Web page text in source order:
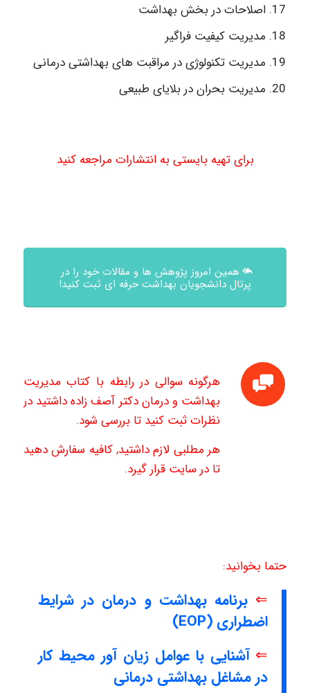
اصلاحات در بخش بهداشت
مدیریت کیفیت فراگیر
مدیریت تکنولوژی در مراقبت های بهداشتی درمانی
مدیریت بحران در بلایای طبیعی
برای تهیه بایستی به انتشارات مراجعه کنید
همین امروز پژوهش ها و مقالات خود را در
پرتال دانشجویان بهداشت حرفه ای ثبت کنید!
هرگونه سوالی در رابطه با کتاب مدیریت
بهداشت و درمان دکتر آصف زاده داشتید در
نظرات ثبت کنید تا بررسی شود.
هر مطلبی لازم داشتید, کافیه سفارش دهید
تا در سایت قرار گیرد.
حتما بخوانید:
⇐ برنامه بهداشت و درمان در شرایط
اضطراری (EOP)
⇐آشنایی با عوامل زیان آور محیط کار
در مشاغل بهداشتی درمانی